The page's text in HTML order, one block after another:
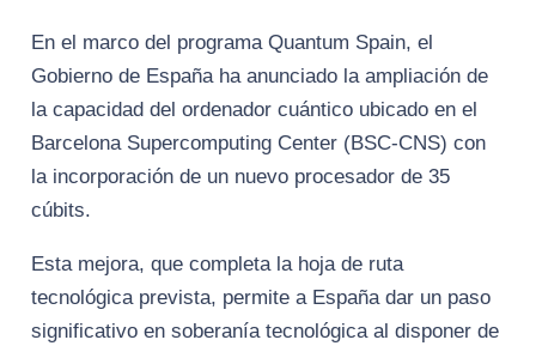
En el marco del programa Quantum Spain, el
Gobierno de España ha anunciado la ampliación de
la capacidad del ordenador cuántico ubicado en el
Barcelona Supercomputing Center (BSC-CNS) con
la incorporación de un nuevo procesador de 35
cúbits.
Esta mejora, que completa la hoja de ruta
tecnológica prevista, permite a España dar un paso
significativo en soberanía tecnológica al disponer de